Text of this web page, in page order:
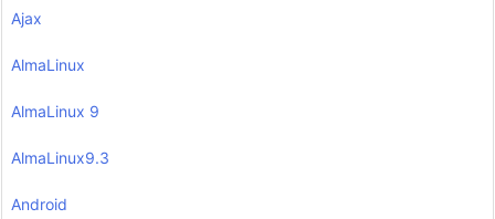
Ajax
AlmaLinux
AlmaLinux 9
AlmaLinux9.3
Android